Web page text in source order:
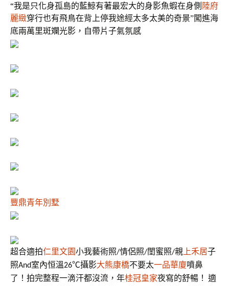
“我是只化身孤島的藍鯨有著最宏大的身影魚蝦在身側 陸府
麗緻穿行也有飛鳥在背上停我途經太多太美的奇景”闖進海
底兩萬里斑斕光影，自帶片子氣氛感
豐鼎青年別墅
超合適拍仁里文園小我藝術照/情侶照/閨蜜照/親 上禾居子
照And室內恒溫26℃攝影大熊康橋不要太一品華廈噴鼻
了！ 拍完整程一滴汗都沒流，年桂冠皇家夜寫的舒暢！ 適